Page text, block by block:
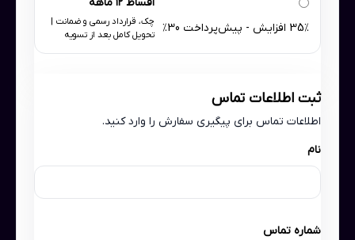
35٪ افزایش - پیش‌پرداخت 30٪
چک، قرارداد رسمی و ضمانت |
تحویل کامل بعد از تسویه
ثبت اطلاعات تماس
اطلاعات تماس برای پیگیری سفارش را وارد کنید.
نام
شماره تماس